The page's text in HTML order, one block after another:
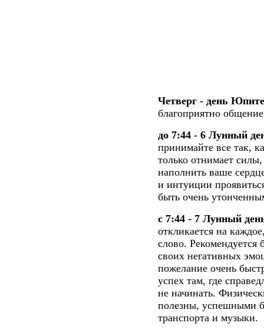
Четверг - день
благоприятно
до 7:44 - 6 Лунный
принимайте все так,
только отнимает
наполнить ваше
и интуиции
быть очень
с 7:44 - 7 Лунный
откликается на
слово. Рекомендуется
своих негативных
пожелание очень
успех там, где
не начинать.
полезны, успешными
транспорта и музыки.